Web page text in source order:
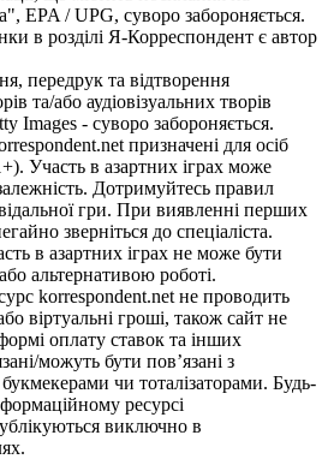
EPA / UPG, суворо забороняється.
в розділі Я-Корреспондент є автор
передрук та відтворення
та/або аудіовізуальних творів
Images - суворо забороняється.
призначені для осіб
Участь в азартних іграх може
Дотримуйтесь правил
гри. При виявленні перших
зверніться до спеціаліста.
в азартних іграх не може бути
альтернативою роботі.
korrespondent.net не проводить
віртуальні гроші, також сайт не
оплату ставок та інших
можуть бути пов’язані з
чи тоталізаторами. Будь-
ресурсі
виключно в